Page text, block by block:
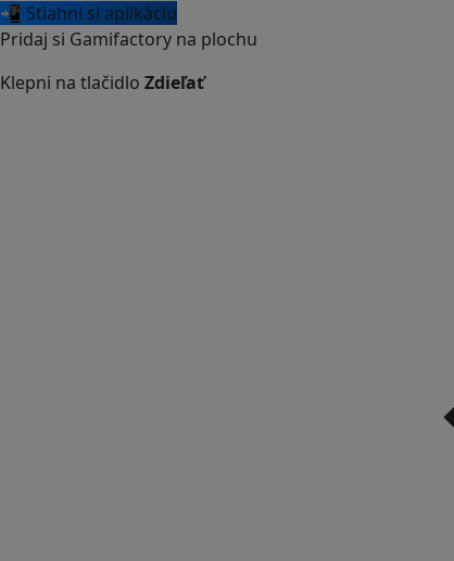
📲 Stiahni si aplikáciu
Pridaj si Gamifactory na plochu
Klepni na tlačidlo Zdieľať